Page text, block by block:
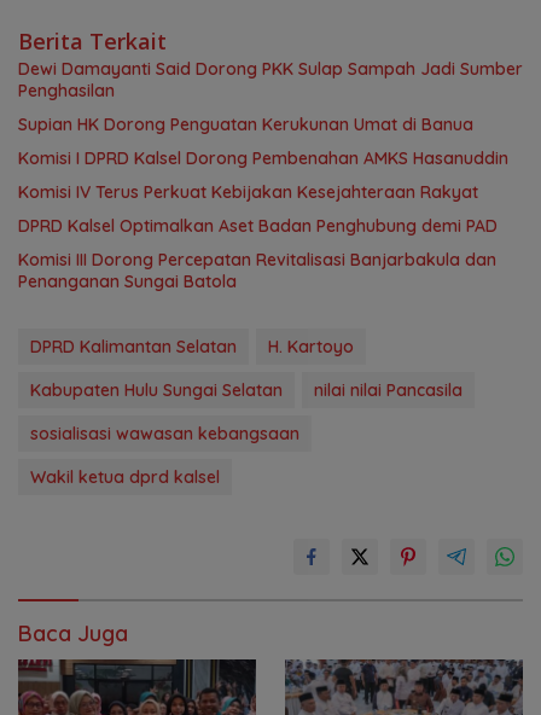
Berita Terkait
Dewi Damayanti Said Dorong PKK Sulap Sampah Jadi Sumber
Penghasilan
Supian HK Dorong Penguatan Kerukunan Umat di Banua
Komisi I DPRD Kalsel Dorong Pembenahan AMKS Hasanuddin
Komisi IV Terus Perkuat Kebijakan Kesejahteraan Rakyat
‎DPRD Kalsel Optimalkan Aset Badan Penghubung demi PAD
‎Komisi III Dorong Percepatan Revitalisasi Banjarbakula dan
Penanganan Sungai Batola
DPRD Kalimantan Selatan
H. Kartoyo
Kabupaten Hulu Sungai Selatan
nilai nilai Pancasila
sosialisasi wawasan kebangsaan
Wakil ketua dprd kalsel
Baca Juga